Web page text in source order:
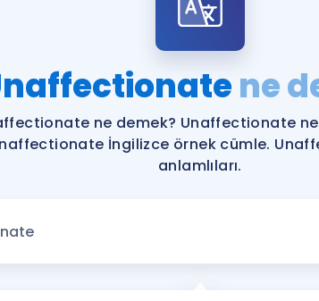
ne
ne demek? Unaffectionate
İngilizce örnek cümle.
anlamlıları.